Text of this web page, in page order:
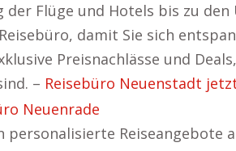
der Flüge und Hotels bis zu
damit Sie sich
Preisnachlässe und
– Reisebüro Neuenstadt
personalisierte Reiseangebote